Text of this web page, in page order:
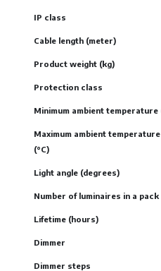
IP class
Cable length (meter)
Product weight (kg)
Protection class
Minimum ambient temperature
Maximum ambient temperature
(°C)
Light angle (degrees)
Number of luminaires in a pack
Lifetime (hours)
Dimmer
Dimmer steps